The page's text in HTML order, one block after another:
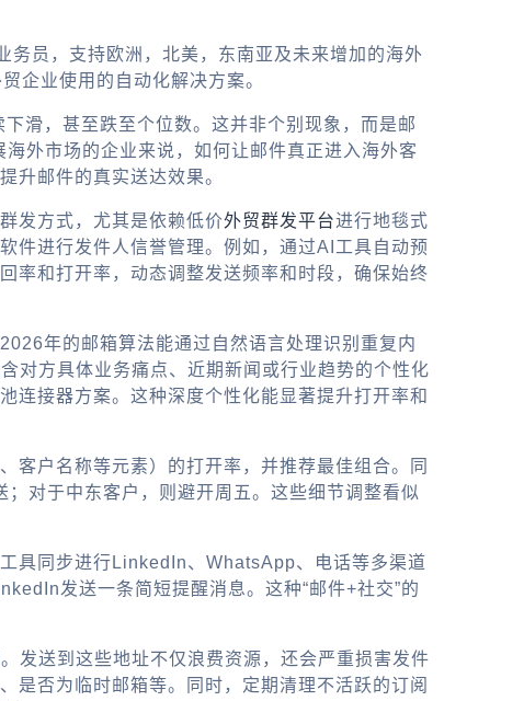
员，支持欧洲，北美，东南亚及未来增加的海外
企业使用的自动化解决方案。
滑，甚至跌至个位数。这并非个别现象，而是邮
外市场的企业来说，如何让邮件真正进入海外客
升邮件的真实送达效果。
发方式，尤其是依赖低价外贸群发平台进行地毯式
件进行发件人信誉管理。例如，通过AI工具自动预
率和打开率，动态调整发送频率和时段，确保始终
年的邮箱算法能通过自然语言处理识别重复内
对方具体业务痛点、近期新闻或行业趋势的个性化
连接器方案。这种深度个性化能显著提升打开率和
客户名称等元素）的打开率，并推荐最佳组合。同
对于中东客户，则避开周五。这些细节调整看似
具同步进行LinkedIn、WhatsApp、电话等多渠道
发送一条简短提醒消息。这种“邮件+社交”的
发送到这些地址不仅浪费资源，还会严重损害发件
是否为临时邮箱等。同时，定期清理不活跃的订阅